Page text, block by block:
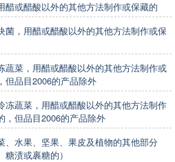
醋或醋酸以外的其他方法制作或保藏的
菌，用醋或醋酸以外的其他方法制作或保
蔬菜，用醋或醋酸以外的其他方法制作或
但品目2006的产品除外
冻蔬菜，用醋或醋酸以外的其他方法制作
，但品目2006的产品除外
、水果、坚果、果皮及植物的其他部分
糖渍或裹糖的）